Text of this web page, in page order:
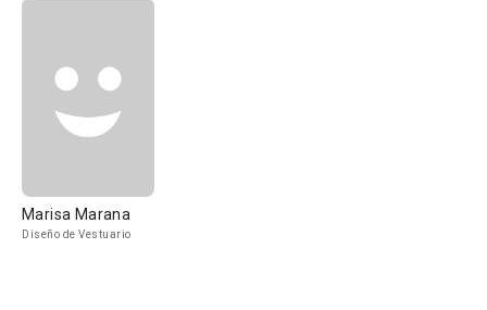
Marisa Marana
Diseño de Vestuario